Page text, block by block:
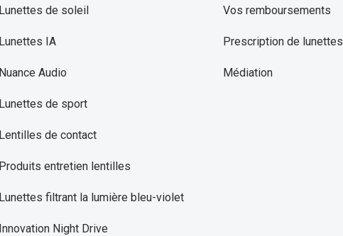
Lunettes de soleil
Lunettes IA
Nuance Audio
Lunettes de sport
Lentilles de contact
Produits entretien lentilles
Lunettes filtrant la lumière bleu-violet
Innovation Night Drive
Vos remboursements
Prescription de lunettes
Médiation